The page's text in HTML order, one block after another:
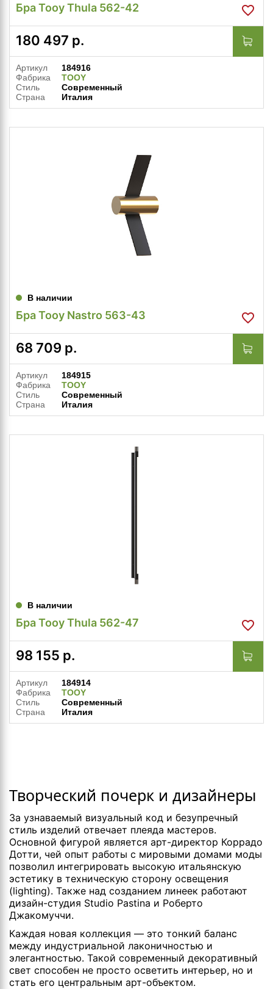
Бра Tooy Thula 562-42
180 497 р.
Артикул
184916
Фабрика
TOOY
Стиль
Современный
Страна
Италия
В наличии
Бра Tooy Nastro 563-43
68 709 р.
Артикул
184915
Фабрика
TOOY
Стиль
Современный
Страна
Италия
В наличии
Бра Tooy Thula 562-47
98 155 р.
Артикул
184914
Фабрика
TOOY
Стиль
Современный
Страна
Италия
Творческий почерк и дизайнеры
За узнаваемый визуальный код и безупречный
стиль изделий отвечает плеяда мастеров.
Основной фигурой является арт-директор Коррадо
Дотти, чей опыт работы с мировыми домами моды
позволил интегрировать высокую итальянскую
эстетику в техническую сторону освещения
(lighting). Также над созданием линеек работают
дизайн-студия Studio Pastina и Роберто
Джакомуччи.
Каждая новая коллекция — это тонкий баланс
между индустриальной лаконичностью и
элегантностью. Такой современный декоративный
свет способен не просто осветить интерьер, но и
стать его центральным арт-объектом.